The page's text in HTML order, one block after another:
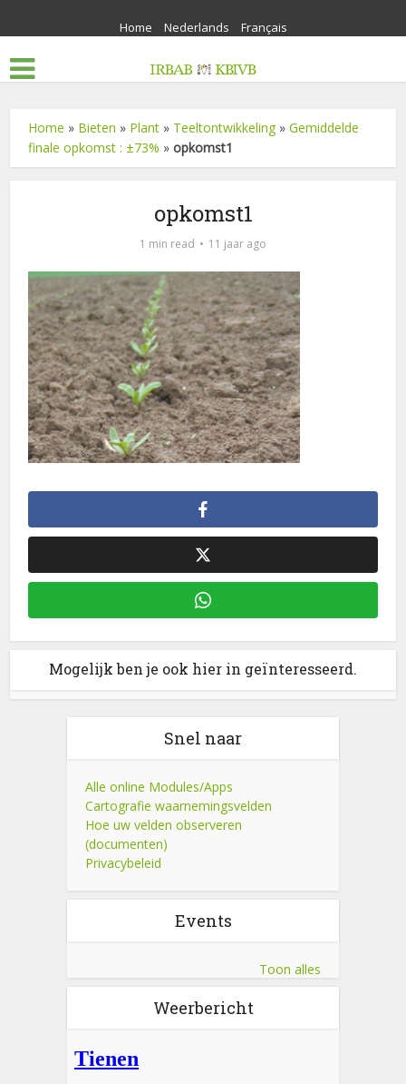
Home Nederlands Français
Home » Bieten » Plant » Teeltontwikkeling »Gemiddelde
finale opkomst : ±73% »opkomst1
opkomst1
1 min read 11 jaar ago
Mogelijk ben je ook hier in geïnteresseerd.
Snel naar
Alle online Modules/Apps
Cartografie waarnemingsvelden
Hoe uw velden observeren
(documenten)
Privacybeleid
Events
Toon alles
Weerbericht